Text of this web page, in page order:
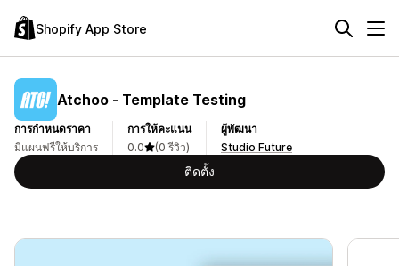
Shopify App Store
Atchoo ‑ Template Testing
การกำหนดราคา
มีแผนฟรีให้บริการ
การให้คะแนน
0.0
(0 รีวิว)
ผู้พัฒนา
Studio Future
ติดตั้ง